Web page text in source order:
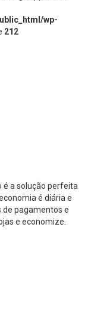
wp-
212
é a solução perfeita
é diária e
de pagamentos e
e economize.